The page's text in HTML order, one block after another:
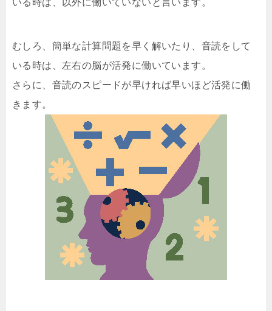
いる時は、以外に働いていないと言います。
むしろ、簡単な計算問題を早く解いたり、音読をして
いる時は、左右の脳が活発に働いています。
さらに、音読のスピードが早ければ早いほど活発に働
きます。